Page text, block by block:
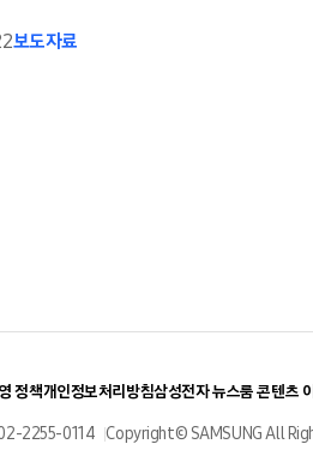
보도자료
정책개인정보처리방침삼성전자 뉴스룸 콘텐츠
2255-0114 Copyright© SAMSUNG All